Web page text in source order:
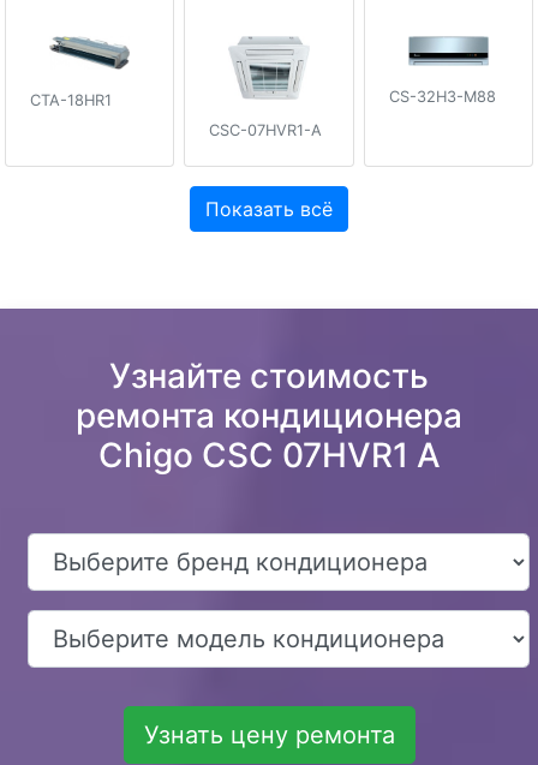
CTA-18HR1
CSC-07HVR1-A
CS-32H3-M88
Показать всё
Узнайте стоимость
ремонта кондиционера
Chigo CSC 07HVR1 A
Узнать цену ремонта